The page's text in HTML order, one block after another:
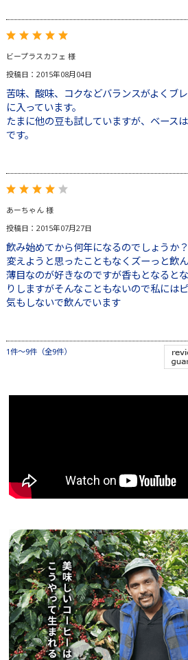
ビープラスカフェ 様
投稿日：2015年08月04日
苦味、酸味、コクなどバランスがよくブ
に入っています。
たまに他の豆も試していますが、ベース
です。
あーちゃん 様
投稿日：2015年07月27日
飲み始めてから何年になるのでしょうか
変えようと思ったこともなくズーっと飲
薄目なのが好きなのですが香もとなると
りしますがそんなこともないので私には
気もしないで飲んでいます
1件～9件（全9件）